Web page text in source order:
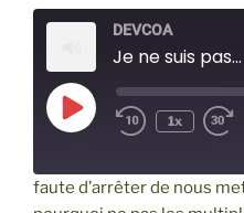
DEVCOA
Je ne suis
Play
Episode
1x
faute d’arrêter de nous